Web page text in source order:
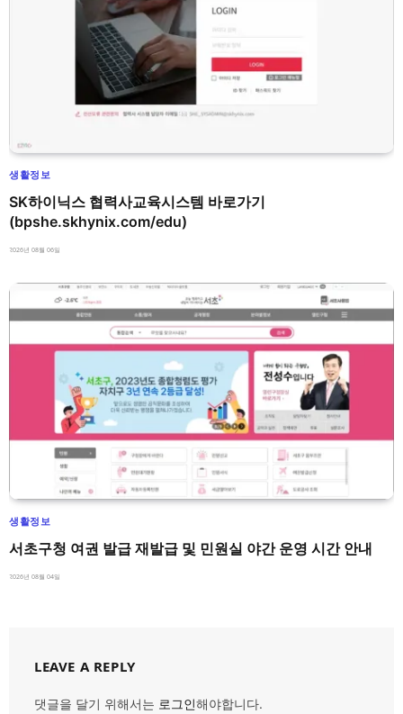
생활정보
SK하이닉스 협력사교육시스템 바로가기
(bpshe.skhynix.com/edu)
2026년 08월 06일
생활정보
서초구청 여권 발급 재발급 및 민원실 야간 운영 시간 안내
2026년 08월 04일
LEAVE A REPLY
댓글을 달기 위해서는 로그인해야합니다.